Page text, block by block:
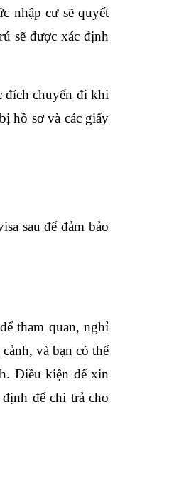
nhập cư sẽ quyết
sẽ được xác định
đích chuyến đi khi
hồ sơ và các giấy
sau để đảm bảo
tham quan, nghỉ
và bạn có thể
Điều kiện để xin
để chi trả cho